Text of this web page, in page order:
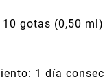
gotas (0,50
1 día